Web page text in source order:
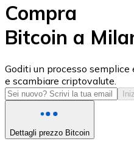
USD Coin
USDC
Compra
Bitcoin a
Goditi un processo semplice
e scambiare criptovalute.
Dettagli prezzo Bitcoin